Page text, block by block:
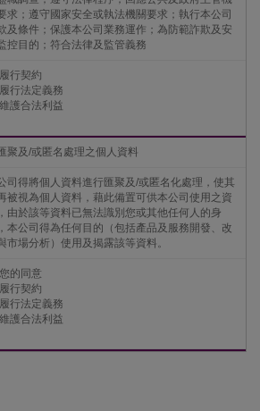
求；遵守國家安全或執法機關要求；執行本公司
及條件；保護本公司業務運作；為防範詐欺及安
控目的；符合法律及監管義務
履行契約
履行法定義務
維護合法利益
聚及/或匿名處理之個人資料
司得將個人資料進行匯聚及/或匿名化處理，使其
被視為個人資料，藉此備置可供本公司使用之資
由於該等資料已無法識別您或其他任何人的身
本公司得為任何目的（包括產品及服務開發、改
市場分析）使用及揭露該等資料。
您的同意
履行契約
履行法定義務
維護合法利益